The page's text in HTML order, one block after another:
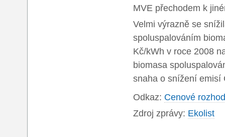
MVE přechodem k
Velmi výrazně se
spoluspalováním
Kč/kWh v roce 2008
biomasa
snaha o snížení emisí
Odkaz: Cenové
Zdroj zprávy: Ekolist